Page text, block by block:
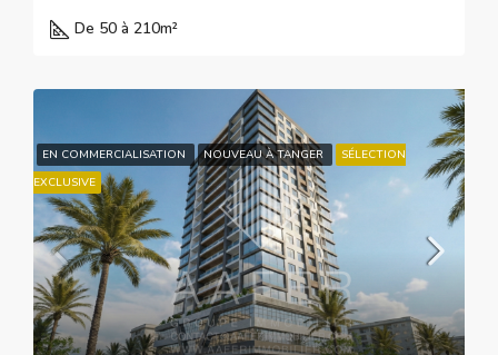
De 50 à 210m²
EN COMMERCIALISATION NOUVEAU À TANGER
SÉLECTION
EXCLUSIVE